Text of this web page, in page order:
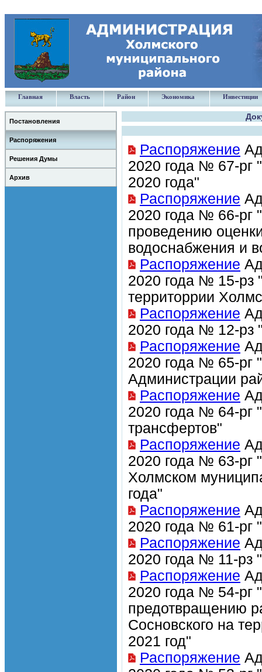
Главная Власть Район Экономика Инвестиции
Постановления
Распоряжения
Решения Думы
Архив
Распоряжение
2020 года № 67-рг
2020 года"
Распоряжение
2020 года № 66-рг
проведению
водоснабжения и
Распоряжение
2020 года № 15-рз
территоррии
Распоряжение
2020 года № 12-рз
Распоряжение
2020 года № 65-рг
Администрации
Распоряжение
2020 года № 64-рг
трансфертов"
Распоряжение
2020 года № 63-рг
Холмском
года"
Распоряжение
2020 года № 61-рг
Распоряжение
2020 года № 11-рз
Распоряжение
2020 года № 54-рг
предотвращению
Сосновского на
2021 год"
Распоряжение